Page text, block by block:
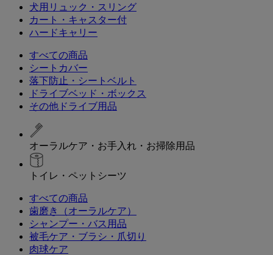
犬用リュック・スリング
カート・キャスター付
ハードキャリー
すべての商品
シートカバー
落下防止・シートベルト
ドライブベッド・ボックス
その他ドライブ用品
オーラルケア・お手入れ・お掃除用品
トイレ・ペットシーツ
すべての商品
歯磨き（オーラルケア）
シャンプー・バス用品
被毛ケア・ブラシ・爪切り
肉球ケア